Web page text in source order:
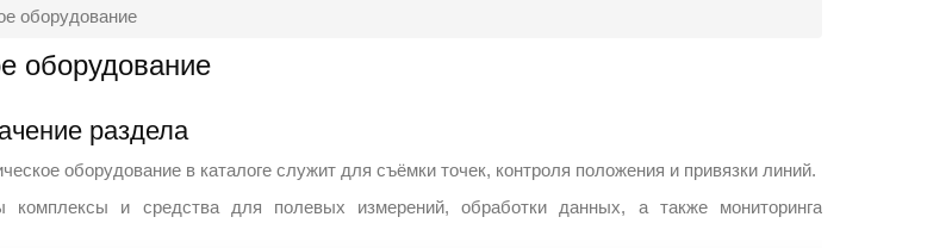
оборудование
оборудование
раздела
оборудование в каталоге служит для съёмки точек, контроля положения и привязки линий.
комплексы и средства для полевых измерений, обработки данных, а также мониторинга